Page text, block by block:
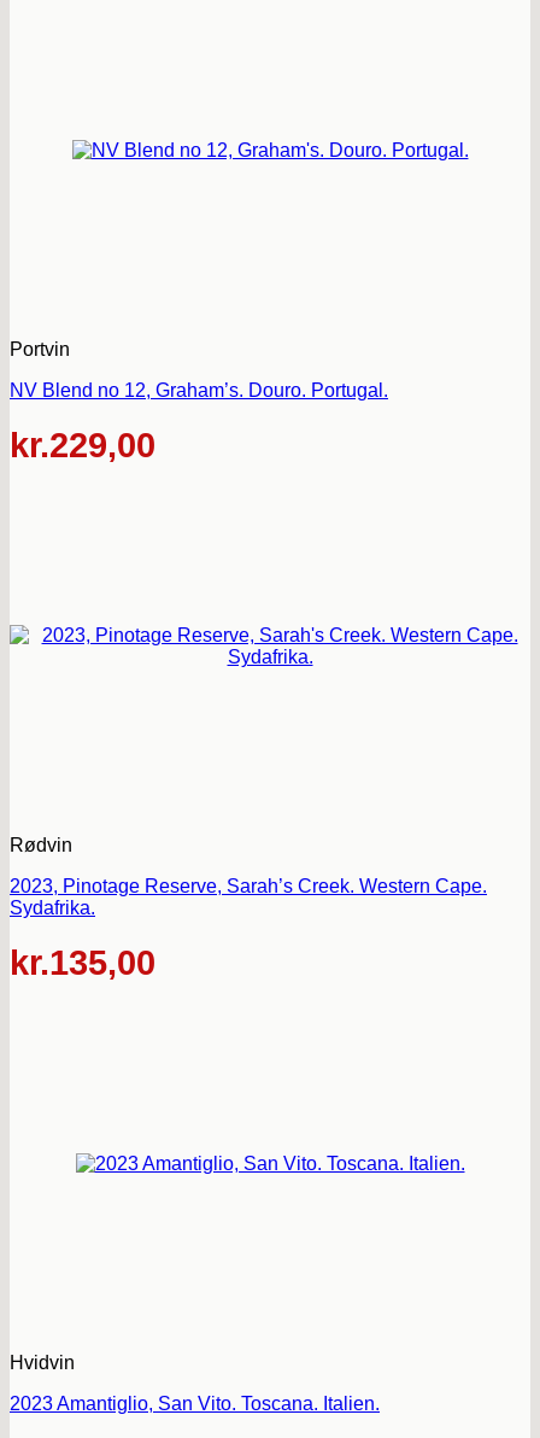
Portvin
NV Blend no 12, Graham’s. Douro. Portugal.
kr.229,00
Rødvin
2023, Pinotage Reserve, Sarah’s Creek. Western Cape.
Sydafrika.
kr.135,00
Hvidvin
2023 Amantiglio, San Vito. Toscana. Italien.